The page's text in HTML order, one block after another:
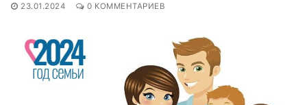
23.01.2024 0 КОММЕНТАРИЕВ